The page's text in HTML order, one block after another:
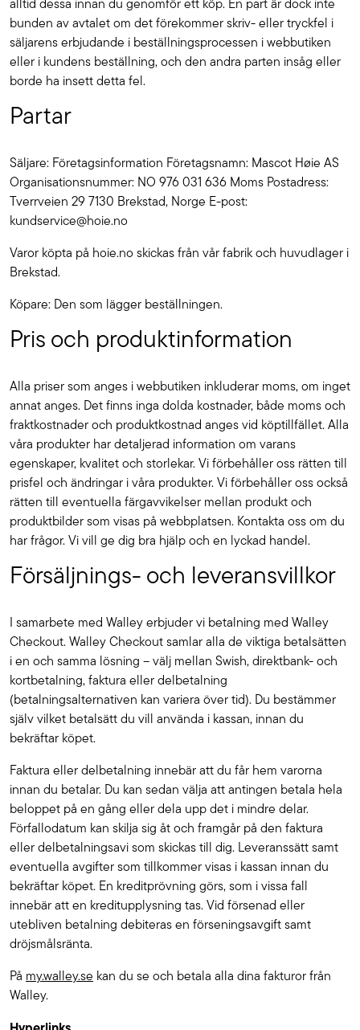
bunden av avtalet om det förekommer skriv- eller tryckfel i
säljarens erbjudande i beställningsprocessen i webbutiken
eller i kundens beställning, och den andra parten insåg eller
borde ha insett detta fel.
Partar
Säljare: Företagsinformation Företagsnamn: Mascot Høie AS
Organisationsnummer: NO 976 031 636 Moms Postadress:
Tverrveien 29 7130 Brekstad, Norge E-post:
kundservice@hoie.no
Varor köpta på hoie.no skickas från vår fabrik och huvudlager i
Brekstad.
Köpare: Den som lägger beställningen.
Pris och produktinformation
Alla priser som anges i webbutiken inkluderar moms, om inget
annat anges. Det finns inga dolda kostnader, både moms och
fraktkostnader och produktkostnad anges vid köptillfället. Alla
våra produkter har detaljerad information om varans
egenskaper, kvalitet och storlekar. Vi förbehåller oss rätten till
prisfel och ändringar i våra produkter. Vi förbehåller oss också
rätten till eventuella färgavvikelser mellan produkt och
produktbilder som visas på webbplatsen. Kontakta oss om du
har frågor. Vi vill ge dig bra hjälp och en lyckad handel.
Försäljnings- och leveransvillkor
I samarbete med Walley erbjuder vi betalning med Walley
Checkout. Walley Checkout samlar alla de viktiga betalsätten
i en och samma lösning – välj mellan Swish, direktbank- och
kortbetalning, faktura eller delbetalning
(betalningsalternativen kan variera över tid). Du bestämmer
själv vilket betalsätt du vill använda i kassan, innan du
bekräftar köpet.
Faktura eller delbetalning innebär att du får hem varorna
innan du betalar. Du kan sedan välja att antingen betala hela
beloppet på en gång eller dela upp det i mindre delar.
Förfallodatum kan skilja sig åt och framgår på den faktura
eller delbetalningsavi som skickas till dig. Leveranssätt samt
eventuella avgifter som tillkommer visas i kassan innan du
bekräftar köpet. En kreditprövning görs, som i vissa fall
innebär att en kreditupplysning tas. Vid försenad eller
utebliven betalning debiteras en förseningsavgift samt
dröjsmålsränta.
På my.walley.se kan du se och betala alla dina fakturor från
Walley.